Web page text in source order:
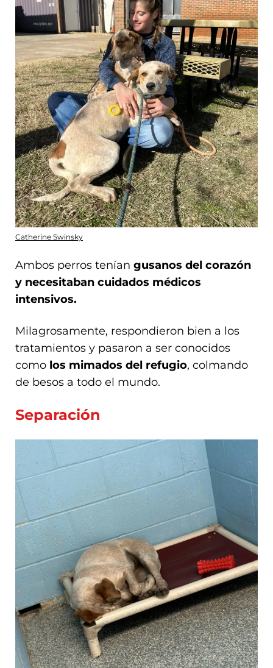
Catherine Swinsky
Ambos perros tenían gusanos del corazón
y necesitaban cuidados médicos
intensivos.
Milagrosamente, respondieron bien a los
tratamientos y pasaron a ser conocidos
como los mimados del refugio, colmando
de besos a todo el mundo.
Separación